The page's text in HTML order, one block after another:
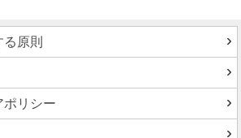
原則
ポリシー